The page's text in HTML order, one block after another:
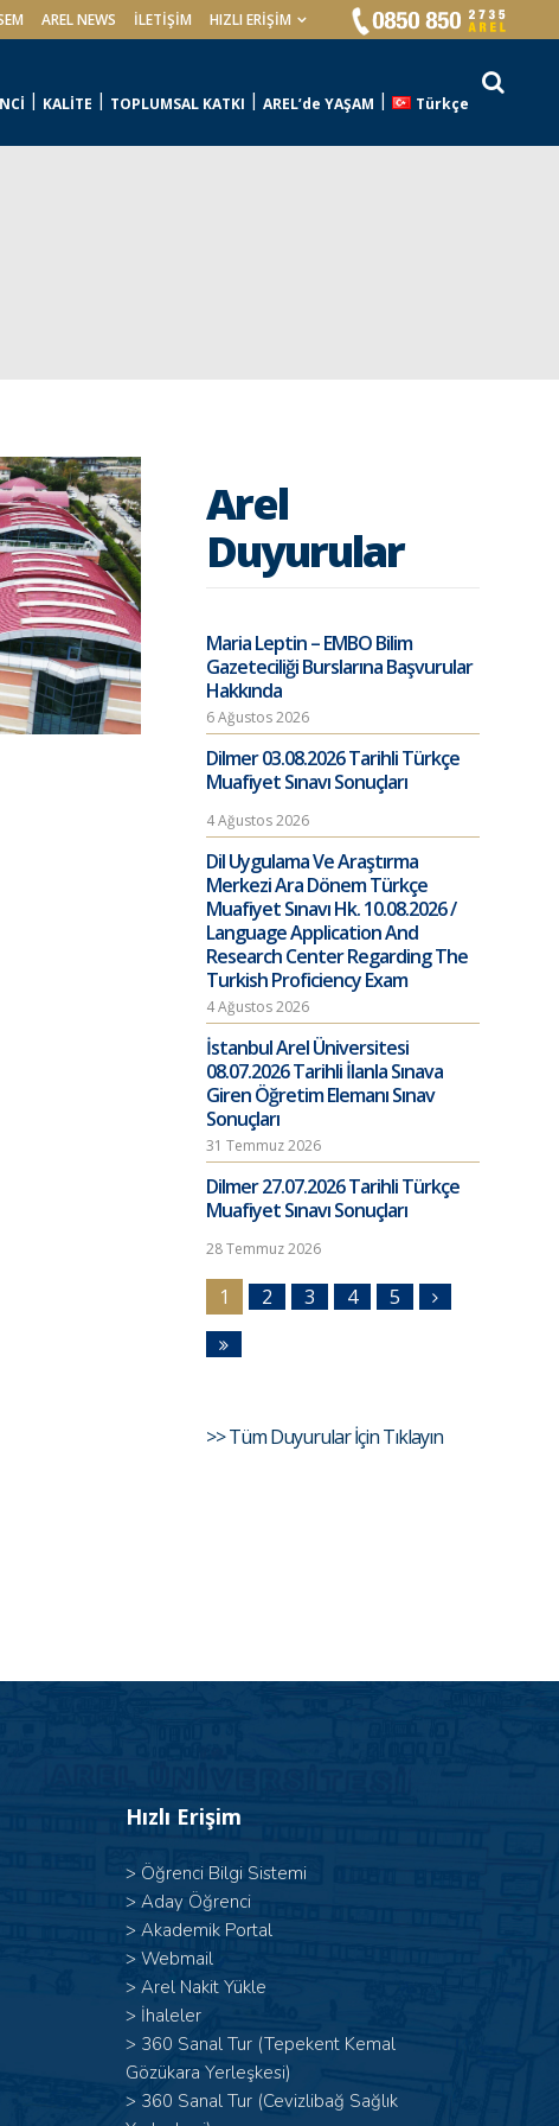
AREL NEWS İLETIŞIM HIZLI ERİŞİM
KALİTE TOPLUMSAL KATKI AREL’de YAŞAM Türkçe
Arel
Duyurular
Maria Leptin – EMBO Bilim
Gazeteciliği Burslarına Başvurular
Hakkında
6 Ağustos 2026
Dilmer 03.08.2026 Tarihli Türkçe
Muafiyet Sınavı Sonuçları
4 Ağustos 2026
Dil Uygulama Ve Araştırma
Merkezi Ara Dönem Türkçe
Muafiyet Sınavı Hk. 10.08.2026 /
Language Application And
Research Center Regarding The
Turkish Proficiency Exam
4 Ağustos 2026
İstanbul Arel Üniversitesi
08.07.2026 Tarihli İlanla Sınava
Giren Öğretim Elemanı Sınav
Sonuçları
31 Temmuz 2026
Dilmer 27.07.2026 Tarihli Türkçe
Muafiyet Sınavı Sonuçları
28 Temmuz 2026
1 2 3 4 5
>> Tüm Duyurular İçin Tıklayın
Hızlı Erişim
> Öğrenci Bilgi Sistemi
> Aday Öğrenci
> Akademik Portal
> Webmail
> Arel Nakit Yükle
> İhaleler
> 360 Sanal Tur (Tepekent Kemal
Gözükara Yerleşkesi)
> 360 Sanal Tur (Cevizlibağ Sağlık